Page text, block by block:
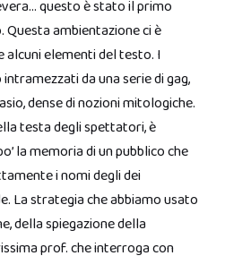
questo è stato il primo
ambientazione ci è
alcuni elementi del testo. I
da una serie di gag,
dense di nozioni mitologiche.
testa degli spettatori, è
la memoria di un pubblico che
i nomi degli dei
La strategia che abbiamo usato
della spiegazione della
prof. che interroga con